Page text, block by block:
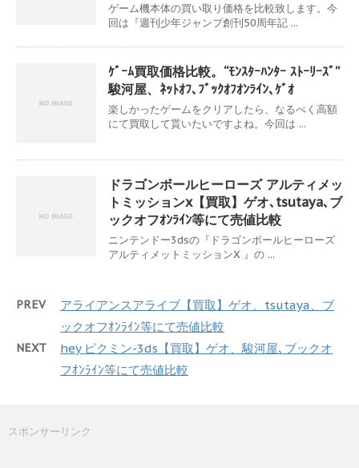
ゲーム機本体の買い取り価格を比較致します。今
回は『週刊少年ジャンプ創刊50周年記 ...
ｹﾞｰﾑ買取価格比較。“ﾓﾝｽﾀｰﾊﾝﾀｰ ｽﾄｰﾘｰｽﾞ”
駿河屋、ﾈｯﾄｵﾌ､ﾌﾞｯｸｵﾌｵﾝﾗｲﾝ､ｹﾞｵ
楽しかったゲームをクリアしたら、なるべく高額
にて買取して貰いたいですよね。今回は ...
ドラゴンボールヒーローズ アルティメッ
トミッションx【買取】ゲオ､tsutaya､ブ
ックオフｵﾝﾗｲﾝ等にて売値比較
ニンテンドー3dsの『ドラゴンボールヒーローズ
アルティメットミッションX 』の ...
PREV
アライアンスアライブ【買取】ゲオ、tsutaya、ブ
ックオフｵﾝﾗｲﾝ等にて売値比較
NEXT
hey ピクミン-3ds【買取】ゲオ、駿河屋､ブックオ
フｵﾝﾗｲﾝ等にて売値比較
スポンサーリンク